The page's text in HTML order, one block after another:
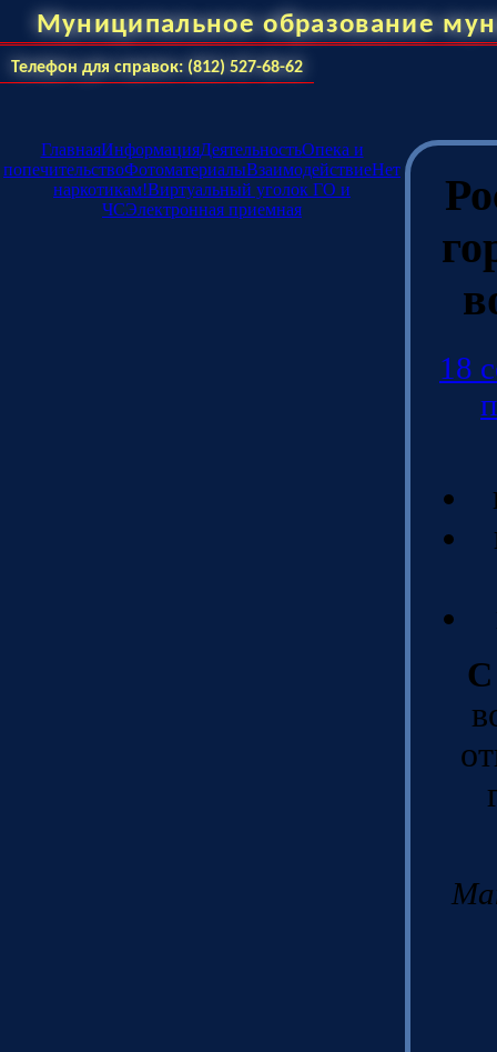
Муниципальное образование
Телефон для справок: (812) 527-68-62
ГлавнаяИнформацияДеятельностьОпека и
попечительствоФотоматериалыВзаимодействиеНет
наркотикам!Виртуальный уголок ГО и
ЧСЭлектронная приемная
18
С